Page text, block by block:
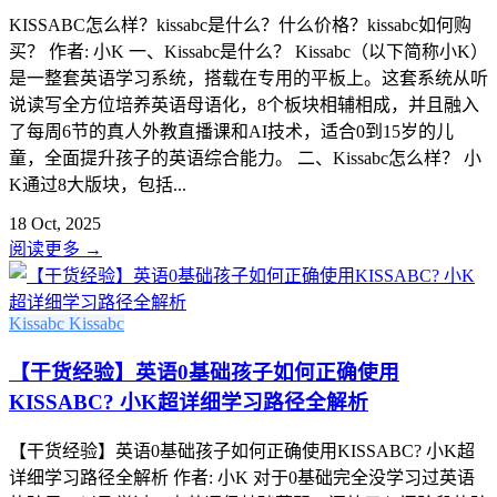
KISSABC怎么样？kissabc是什么？什么价格？kissabc如何购
买？ 作者: 小K 一、Kissabc是什么？ Kissabc（以下简称小K）
是一整套英语学习系统，搭载在专用的平板上。这套系统从听
说读写全方位培养英语母语化，8个板块相辅相成，并且融入
了每周6节的真人外教直播课和AI技术，适合0到15岁的儿
童，全面提升孩子的英语综合能力。 二、Kissabc怎么样？ 小
K通过8大版块，包括...
18 Oct, 2025
阅读更多 →
Kissabc Kissabc
【干货经验】英语0基础孩子如何正确使用
KISSABC? 小K超详细学习路径全解析
【干货经验】英语0基础孩子如何正确使用KISSABC? 小K超
详细学习路径全解析 作者: 小K 对于0基础完全没学习过英语